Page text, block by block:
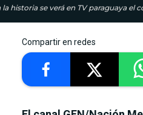
historia se verá en TV paraguaya el
Compartir en redes